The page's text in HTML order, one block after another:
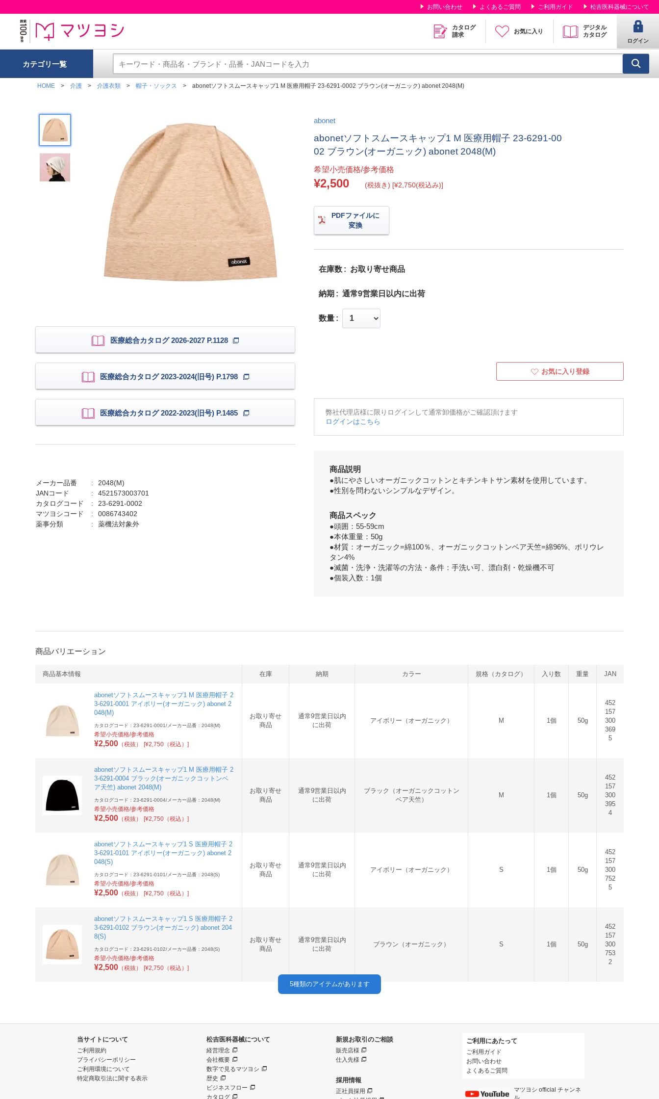
お問い合わせ よくあるご質問 ご利用ガイド 松吉医科器械について
カタログ
請求
お気に入り
デジタル
カタログ
ログイン
カテゴリ一覧
HOME 介護 介護衣類 帽子・ソックス abonetソフトスムースキャップ1 M 医療用帽子 23-6291-0002 ブラウン(オーガニック) abonet 2048(M)
医療総合カタログ 2026-2027 P.1128
医療総合カタログ 2023-2024(旧号) P.1798
医療総合カタログ 2022-2023(旧号) P.1485
メーカー品番
2048(M)
JANコード
4521573003701
カタログコード
23-6291-0002
マツヨシコード
0086743402
薬事分類
薬機法対象外
abonet
abonetソフトスムースキャップ1 M 医療用帽子 23-6291-00
02 ブラウン(オーガニック) abonet 2048(M)
希望小売価格/参考価格
¥2,500 (税抜き) [¥2,750(税込み)]
PDFファイルに
変換
在庫数 お取り寄せ商品
納期 通常9営業日以内に出荷
数量
お気に入り登録
弊社代理店様に限りログインして通常卸価格がご確認頂けます
ログインはこちら
商品説明
●肌にやさしいオーガニックコットンとキチンキトサン素材を使用しています。
●性別を問わないシンプルなデザイン。
商品スペック
●頭囲：55-59cm
●本体重量：50g
●材質：オーガニック=綿100％、オーガニックコットンベア天竺=綿96%、ポリウレ
タン4%
●滅菌・洗浄・洗濯等の方法・条件：手洗い可、漂白剤・乾燥機不可
●個装入数：1個
商品バリエーション
商品基本情報 在庫 納期 カラー 規格（カタログ） 入り数 重量 JAN
abonetソフトスムースキャップ1 M 医療用帽子 2
3-6291-0001 アイボリー(オーガニック) abonet 2
048(M)
カタログコード：23-6291-0001/ メーカー品番：2048(M)
希望小売価格/参考価格
¥2,500 （税抜） [¥2,750（税込）]
お取り寄せ
商品
通常9営業日以内
に出荷
アイボリー（オーガニック） M 1個 50g
452
157
300
369
5
abonetソフトスムースキャップ1 M 医療用帽子 2
3-6291-0004 ブラック(オーガニックコットンベ
ア天竺) abonet 2048(M)
カタログコード：23-6291-0004/ メーカー品番：2048(M)
希望小売価格/参考価格
¥2,500 （税抜） [¥2,750（税込）]
お取り寄せ
商品
通常9営業日以内
に出荷
ブラック（オーガニックコットン
ベア天竺）
M 1個 50g
452
157
300
395
4
abonetソフトスムースキャップ1 S 医療用帽子 2
3-6291-0101 アイボリー(オーガニック) abonet 2
048(S)
カタログコード：23-6291-0101/ メーカー品番：2048(S)
希望小売価格/参考価格
¥2,500 （税抜） [¥2,750（税込）]
お取り寄せ
商品
通常9営業日以内
に出荷
アイボリー（オーガニック） S 1個 50g
452
157
300
752
5
abonetソフトスムースキャップ1 S 医療用帽子 2
3-6291-0102 ブラウン(オーガニック) abonet 204
8(S)
カタログコード：23-6291-0102/ メーカー品番：2048(S)
希望小売価格/参考価格
¥2,500 （税抜） [¥2,750（税込）]
お取り寄せ
商品
通常9営業日以内
に出荷
ブラウン（オーガニック） S 1個 50g
452
157
300
753
2
5種類のアイテムがあります
当サイトについて
ご利用規約
プライバシーポリシー
ご利用環境について
特定商取引法に関する表示
松吉医科器械について
経営理念
会社概要
数字で見るマツヨシ
歴史
ビジネスフロー
カタログ
新規お取引のご相談
販売店様
仕入先様
採用情報
正社員採用
ご利用にあたって
ご利用ガイド
お問い合わせ
よくあるご質問
マツヨシ official チャンネ
ル